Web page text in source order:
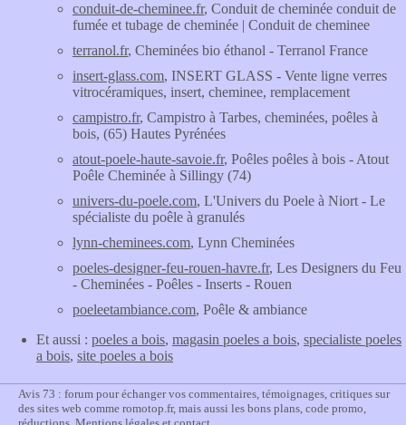
conduit-de-cheminee.fr, Conduit de cheminée conduit de
fumée et tubage de cheminée | Conduit de cheminee
terranol.fr, Cheminées bio éthanol - Terranol France
insert-glass.com, INSERT GLASS - Vente ligne verres
vitrocéramiques, insert, cheminee, remplacement
campistro.fr, Campistro à Tarbes, cheminées, poêles à
bois, (65) Hautes Pyrénées
atout-poele-haute-savoie.fr, Poêles poêles à bois - Atout
Poêle Cheminée à Sillingy (74)
univers-du-poele.com, L'Univers du Poele à Niort - Le
spécialiste du poêle à granulés
lynn-cheminees.com, Lynn Cheminées
poeles-designer-feu-rouen-havre.fr, Les Designers du Feu
- Cheminées - Poêles - Inserts - Rouen
poeleetambiance.com, Poêle & ambiance
Et aussi : poeles a bois, magasin poeles a bois, specialiste poeles
a bois, site poeles a bois
Avis 73 : forum pour échanger vos commentaires, témoignages, critiques sur
des sites web comme romotop.fr, mais aussi les bons plans, code promo,